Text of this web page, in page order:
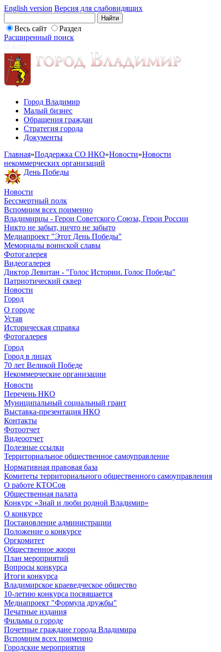
English version Версия для слабовидящих
Весь сайт
Раздел
Расширенный поиск
Город Владимир
Малый бизнес
Обращения граждан
Стратегия города
Документы
Главная»Поддержка СО НКО»Новости»Новости
некоммерческих организаций
День Победы
Новости
Бессмертный полк
Вспомним всех поименно
Владимирцы - Герои Советского Союза, Герои России
Никто не забыт, ничто не забыто
Медиапроект "Этот День Победы"
Мемориалы воинской славы
Фотогалерея
Видеогалерея
Диктор Левитан - "Голос Истории. Голос Победы"
Патриотический сквер
Новости
Город
О городе
Устав
Историческая справка
Фотогалерея
Город
Город в лицах
70 лет Великой Победе
Некоммерческие организации
Новости
Перечень НКО
Муниципальный социальный грант
Выставка-презентация НКО
Контакты
Фотоотчет
Видеоотчет
Полезные ссылки
Территориальное общественное самоуправление
Нормативная правовая база
Комитеты территориального общественного самоуправления
О работе КТОСов
Общественная палата
Конкурс «Знай и люби родной Владимир»
О конкурсе
Постановление администрации
Положение о конкурсе
Оргкомитет
Общественное жюри
План мероприятий
Вопросы конкурса
Итоги конкурса
Владимирское краеведческое общество
10-летию конкурса посвящается
Медиапроект "Формула дружбы"
Печатные издания
Фильмы о городе
Почетные граждане города Владимира
Вспомним всех поименно
Городские мероприятия